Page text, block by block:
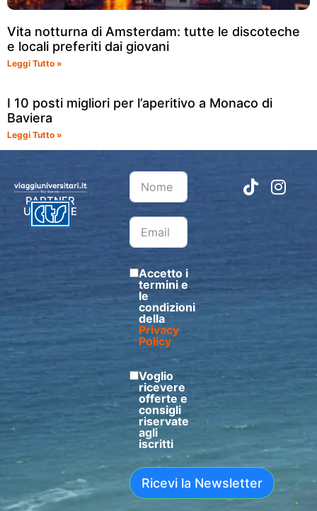
Vita notturna di Amsterdam: tutte le discoteche
e locali preferiti dai giovani
Leggi Tutto »
I 10 posti migliori per l’aperitivo a Monaco di
Baviera
Leggi Tutto »
PARTNER
UFFICIALE
Accetto i
termini e
le
condizioni
della
Privacy
Policy
Voglio
ricevere
offerte e
consigli
riservate
agli
iscritti
Ricevi la Newsletter